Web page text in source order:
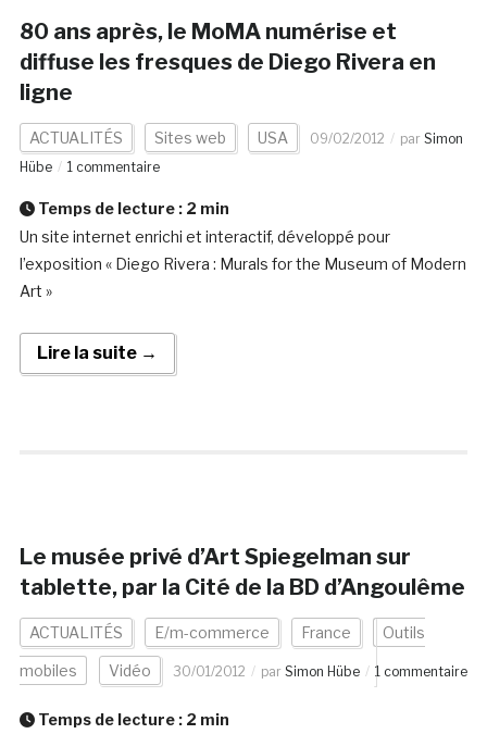
80 ans après, le MoMA numérise et
diffuse les fresques de Diego Rivera en
ligne
ACTUALITÉS Sites web USA 09/02/2012 par Simon
Hübe
1 commentaire
Temps de lecture : 2 min
Un site internet enrichi et interactif, développé pour
l’exposition « Diego Rivera : Murals for the Museum of Modern
Art »
Lire la suite →
Le musée privé d’Art Spiegelman sur
tablette, par la Cité de la BD d’Angoulême
ACTUALITÉS E/m-commerce France Outils
mobiles Vidéo 30/01/2012 par Simon Hübe 1 commentaire
Temps de lecture : 2 min